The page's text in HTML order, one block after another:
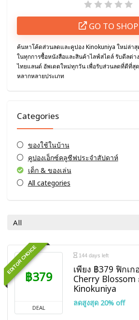
GO TO SHOP
ค้นหาโค้ดส่วนลดและคูปอง Kinokuniya ใหม่ล่า
ในทุกการซื้อหนังสือและสินค้าไลฟ์สไตล์ รับดีลต่า
ไทยแลนด์ อัพเดตใหม่ทุกวัน เพื่อรับส่วนลดที่ดีที่สุ
หลากหลายประเภท
Categories
ของใช้ในบ้าน
คูปองเอ็กซ์คลูซีฟประจำสัปดาห์
เด็ก & ของเล่น
All categories
All
EDITOR CHOICE
฿379
DEAL
144 days left
เพียง ฿379 ฟิกเก
Cherry
Kinokuniya
ลดสูงสุด 20% off